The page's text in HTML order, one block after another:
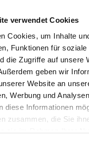
verwendet Cookies
Cookies, um Inhalte
Funktionen für soziale
die Zugriffe auf unsere
geben wir
Website an
Werbung und
diese Informationen
zusammen, die Sie